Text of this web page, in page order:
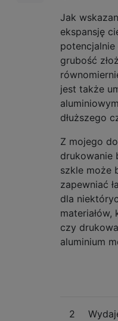
Jak
ekspansję
potencjalnie
grubość
jest także
dłuższego
Z mojego
drukowanie
szkle może
zapewniać
dla
materiałów,
czy
aluminium
2